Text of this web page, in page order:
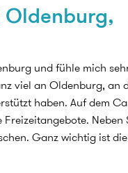
und fühle mich
viel an Oldenburg, an
haben. Auf dem
Neben
Ganz wichtig ist